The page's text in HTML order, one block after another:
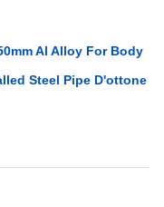
Al Alloy For Body
Steel Pipe D'ottone